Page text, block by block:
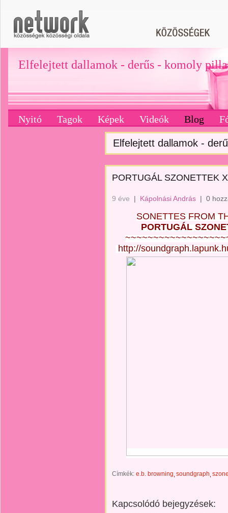
Elfelejtett dallamok - derűs - komoly
Nyitó Tagok Képek Videók Blog
Elfelejtett dallamok -
PORTUGÁL SZONETTEK
9 éve | Kápolnási András | 0
SONETTES FROM
PORTUGÁL
http://
Címkék: e.b. browning soundgraph
Kapcsolódó bejegyzések: